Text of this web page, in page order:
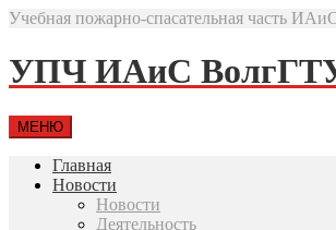
Учебная пожарно-спасательная часть
УПЧ ИАиС
МЕНЮ
Главная
Новости
Новости
Деятельность